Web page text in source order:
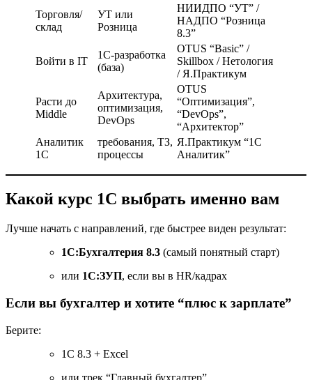
Торговля/
склад
УТ или
Розница
НИИДПО “УТ” /
НАДПО “Розница
8.3”
Войти в IT
1С-разработка
(база)
OTUS “Basic” /
Skillbox / Нетология
/ Я.Практикум
Расти до
Middle
Архитектура,
оптимизация,
DevOps
OTUS
“Оптимизация”,
“DevOps”,
“Архитектор”
Аналитик
1С
требования, ТЗ,
процессы
Я.Практикум “1С
Аналитик”
Какой курс 1С выбрать именно вам
Лучше начать с направлений, где быстрее виден результат:
1С:Бухгалтерия 8.3 (самый понятный старт)
или 1С:ЗУП, если вы в HR/кадрах
Если вы бухгалтер и хотите “плюс к зарплате”
Берите:
1С 8.3 + Excel
или трек “Главный бухгалтер”